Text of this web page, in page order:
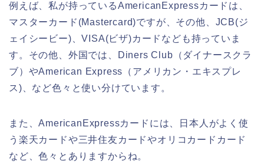
例えば、私が持っているAmericanExpressカードは、
マスターカード(Mastercard)ですが、その他、JCB(ジ
ェイシービー)、VISA(ビザ)カードなども持っていま
す。その他、外国では、Diners Club（ダイナースクラ
ブ）やAmerican Express（アメリカン・エキスプレ
ス)、など色々と使い分けています。
また、AmericanExpressカードには、日本人がよく使
う楽天カードや三井住友カードやオリコカードカード
など、色々とありますからね。